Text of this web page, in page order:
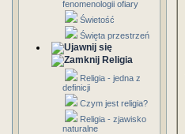
fenomenologii ofiary
Świetość
Święta przestrzeń
Religia
Religia - jedna z
definicji
Czym jest religia?
Religia - zjawisko
naturalne